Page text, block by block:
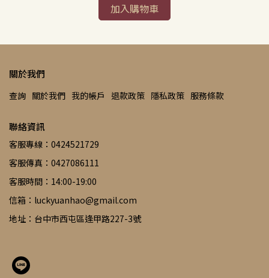
加入購物車
關於我們
查詢 關於我們 我的帳戶 退款政策 隱私政策 服務條款
聯絡資訊
客服專線：0424521729
客服傳真：0427086111
客服時間：14:00-19:00
信箱：luckyuanhao@gmail.com
地址：台中市西屯區逢甲路227-3號